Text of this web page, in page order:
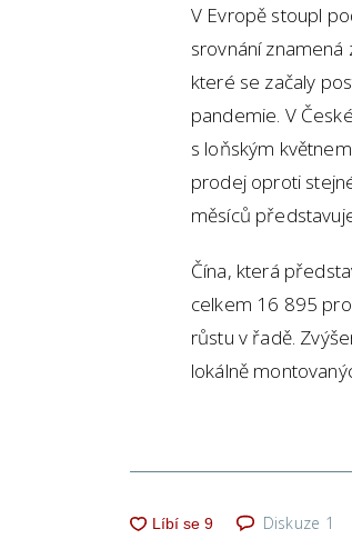
V Evropě stoupl
srovnání
které se začaly
pandemie. V
s loňským
prodej oproti
měsíců
Čína, která
celkem 16 895
růstu v řadě.
lokálně
Diskuze 1